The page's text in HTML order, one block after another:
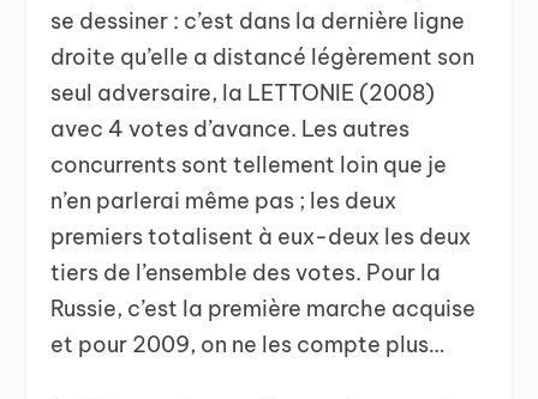
se dessiner : c’est dans la dernière ligne
droite qu’elle a distancé légèrement son
seul adversaire, la LETTONIE (2008)
avec 4 votes d’avance. Les autres
concurrents sont tellement loin que je
n’en parlerai même pas ; les deux
premiers totalisent à eux-deux les deux
tiers de l’ensemble des votes. Pour la
Russie, c’est la première marche acquise
et pour 2009, on ne les compte plus…